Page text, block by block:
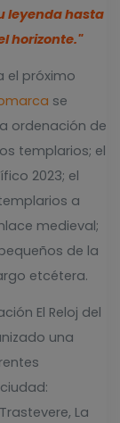
leyenda hasta
horizonte."
el próximo
se
ordenación de
templarios; el
2023; el
a
medieval;
de la
etcétera.
El Reloj del
una
La